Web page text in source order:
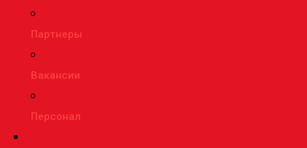
Партнеры
Вакансии
Персонал